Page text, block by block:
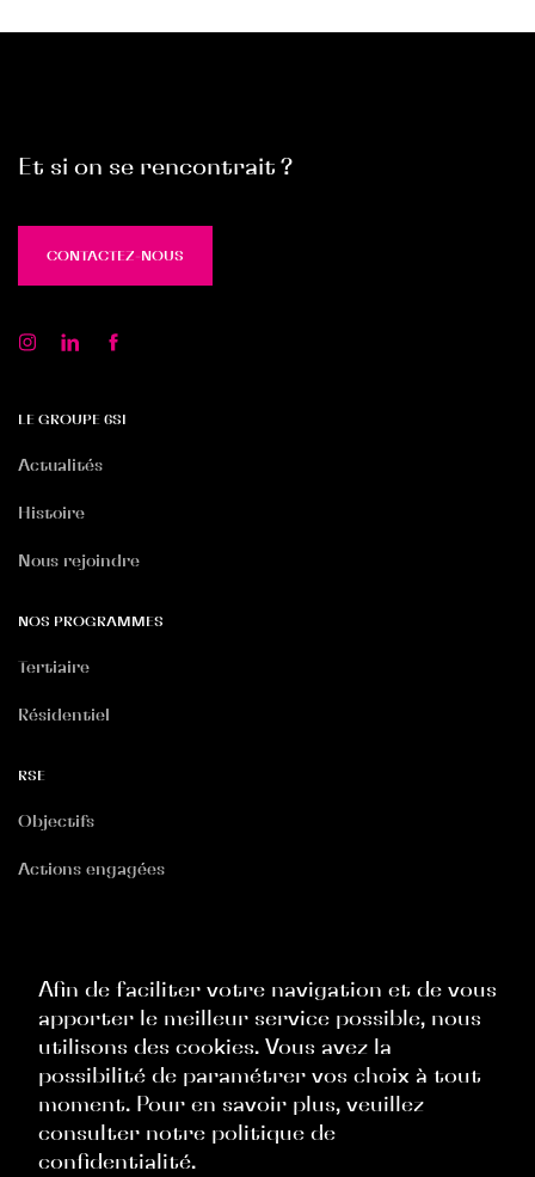
Et si on se rencontrait ?
CONTACTEZ-NOUS
LE GROUPE 6SI
Actualités
Histoire
Nous rejoindre
NOS PROGRAMMES
Tertiaire
Résidentiel
RSE
Objectifs
Actions engagées
Politique Commerciale
Politique Ressources Humaines
Afin de faciliter votre navigation et de vous
apporter le meilleur service possible, nous
utilisons des cookies. Vous avez la
possibilité de paramétrer vos choix à tout
moment. Pour en savoir plus, veuillez
consulter notre politique de
confidentialité.